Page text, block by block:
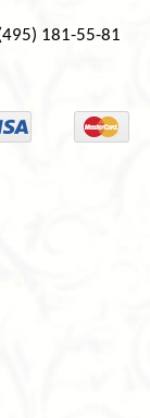
181-55-81